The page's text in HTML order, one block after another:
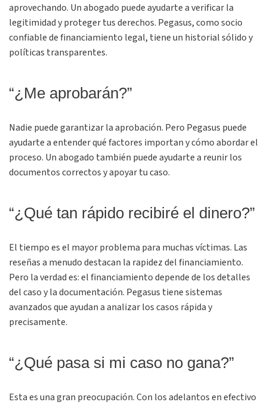
aprovechando. Un abogado puede ayudarte a verificar la
legitimidad y proteger tus derechos. Pegasus, como socio
confiable de financiamiento legal, tiene un historial sólido y
políticas transparentes.
“¿Me aprobarán?”
Nadie puede garantizar la aprobación. Pero Pegasus puede
ayudarte a entender qué factores importan y cómo abordar el
proceso. Un abogado también puede ayudarte a reunir los
documentos correctos y apoyar tu caso.
“¿Qué tan rápido recibiré el dinero?”
El tiempo es el mayor problema para muchas víctimas. Las
reseñas a menudo destacan la rapidez del financiamiento.
Pero la verdad es: el financiamiento depende de los detalles
del caso y la documentación. Pegasus tiene sistemas
avanzados que ayudan a analizar los casos rápida y
precisamente.
“¿Qué pasa si mi caso no gana?”
Esta es una gran preocupación. Con los adelantos en efectivo